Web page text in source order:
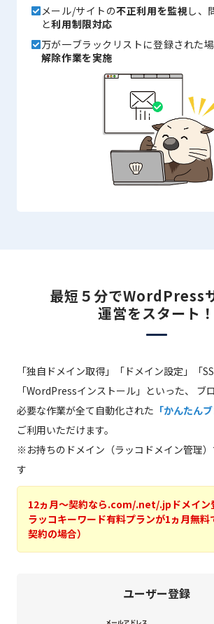
メール/サイトの不正利用を監視し、
と利用制限対応
万が一ブラックリストに登録された
解除作業を実施
最短５分でWordPress
運営をスタート！
「独自ドメイン取得」「ドメイン設定」「
「WordPressインストール」といった、
ブ
必要な作業が全て自動化された 「かんたん
ご利用いただけます。
※お持ちのドメイン（ラッコドメイン管理
す
12ヵ月～契約なら.com/.net/.jpドメイン
ラッコキーワード有料プランが1ヵ月無料
契約の場合）
ユーザー登録